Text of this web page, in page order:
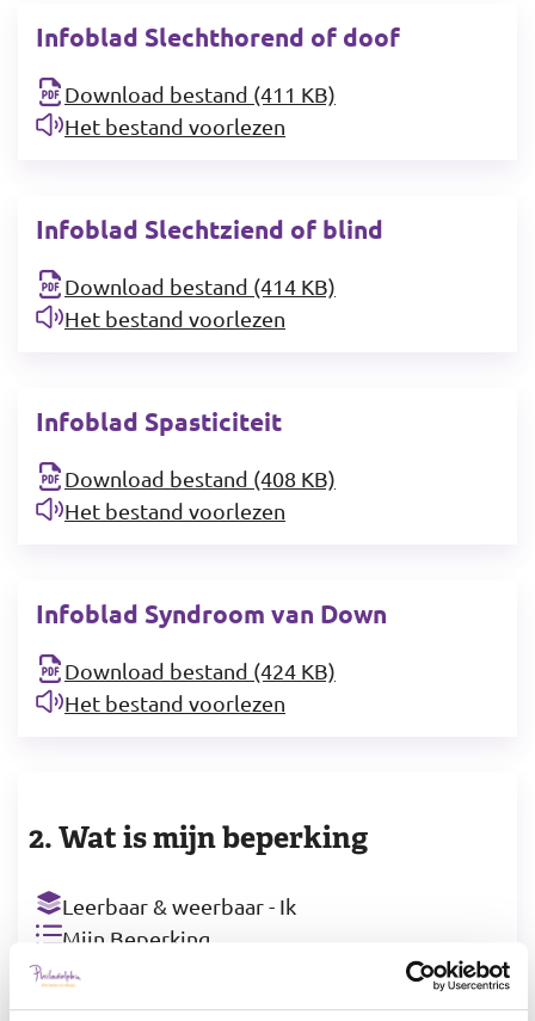
Infoblad Slechthorend of doof
Download bestand (411 KB)
Het bestand voorlezen
Infoblad Slechtziend of blind
Download bestand (414 KB)
Het bestand voorlezen
Infoblad Spasticiteit
Download bestand (408 KB)
Het bestand voorlezen
Infoblad Syndroom van Down
Download bestand (424 KB)
Het bestand voorlezen
2. Wat is mijn beperking
Leerbaar & weerbaar - Ik
Mijn Beperking
Werkblad, Infoblad, Spel